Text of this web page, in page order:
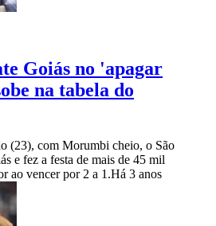
Goiás no 'apagar
na tabela do
(23), com Morumbi cheio, o São
e fez a festa de mais de 45 mil
ao vencer por 2 a 1.Há 3 anos